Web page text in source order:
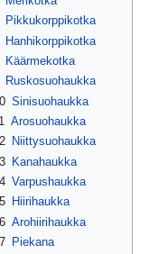
Pikkukorppikotka
Hanhikorppikotka
Käärmekotka
Ruskosuohaukka
Sinisuohaukka
Arosuohaukka
Niittysuohaukka
Kanahaukka
Varpushaukka
Hiirihaukka
Arohiirihaukka
Piekana